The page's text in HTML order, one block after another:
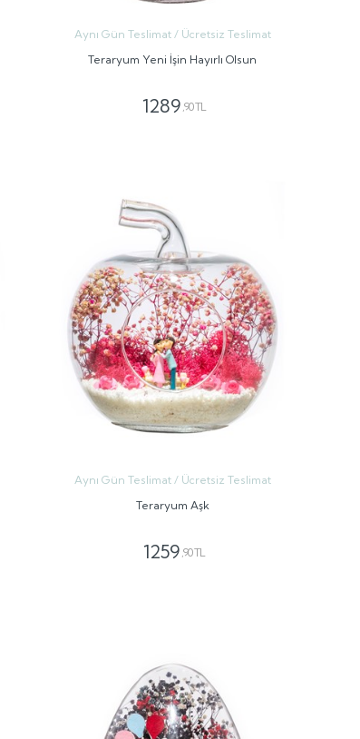
Aynı Gün Teslimat / Ücretsiz Teslimat
Teraryum Yeni İşin Hayırlı Olsun
1289 ,90 TL
Aynı Gün Teslimat / Ücretsiz Teslimat
Teraryum Aşk
1259 ,90 TL